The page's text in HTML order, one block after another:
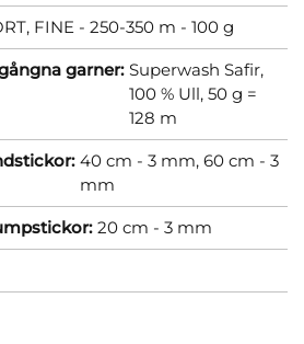
FINE - 250-350 m - 100 g
garner: Superwash Safir,
100 % Ull, 50 g =
128 m
40 cm - 3 mm, 60 cm - 3
mm
20 cm - 3 mm